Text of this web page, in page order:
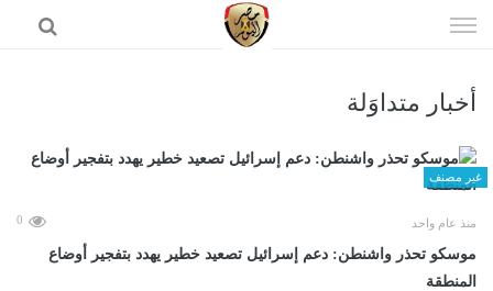
الى
أخبار متداوَلة
غير مصنف
منذ عام واحد 0
موسكو تحذر واشنطن: دعم إسرائيل تصعيد خطير يهدد بتفجير أوضاع
المنطقة